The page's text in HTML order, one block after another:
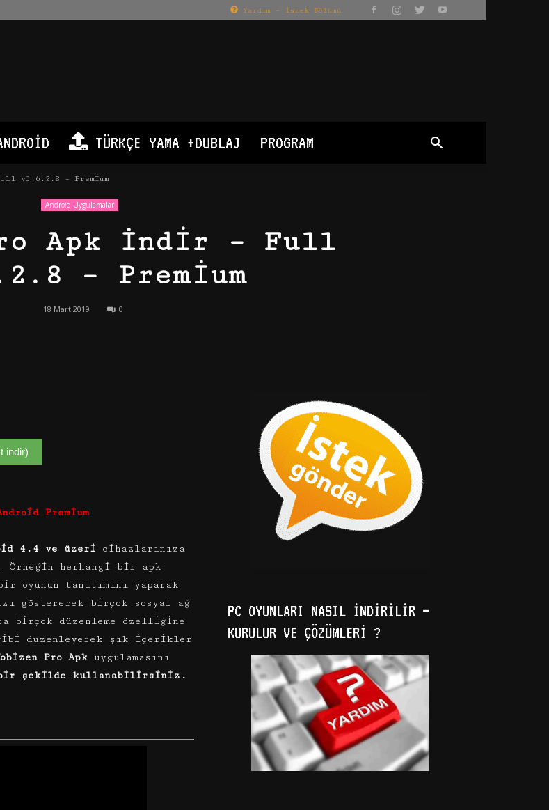
Yardım – İstek Bölümü
TÜRKÇE YAMA +DUBLAJ PROGRAM
v3.6.2.8 – Premium
Android Uygulamalar
Apk İndir – Full
– Premium
18 Mart 2019 0
indir)
Premium
4.4 ve üzeri cihazlarınıza
herhangi bir apk
oyunun tanıtımını yaparak
göstererek birçok sosyal ağ
birçok düzenleme özelliğine
düzenleyerek şık içerikler
Pro Apk uygulamasını
şekilde kullanabilirsiniz.
PC OYUNLARI NASIL İNDIRILIR –
KURULUR VE ÇÖZÜMLERI ?